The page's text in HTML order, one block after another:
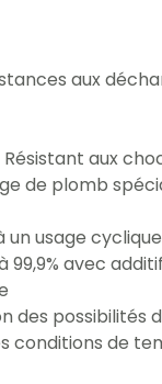
aux
aux
de plomb
usage
99,9% avec
des possibilités
conditions de